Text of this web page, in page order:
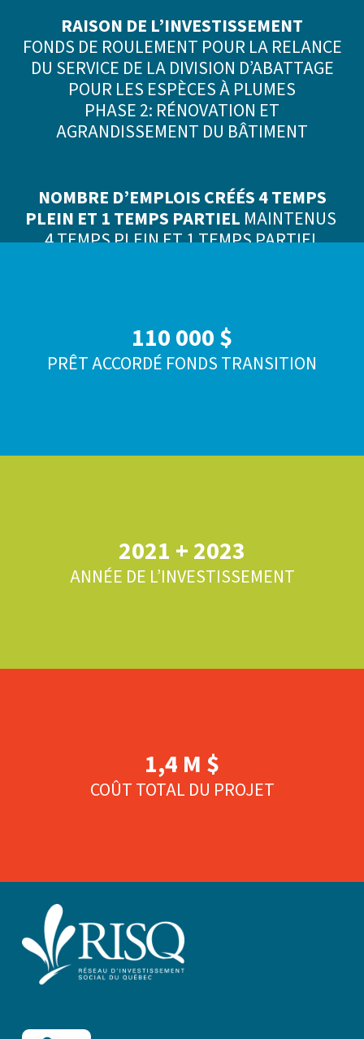
RAISON DE L’INVESTISSEMENT
FONDS DE ROULEMENT POUR LA RELANCE
DU SERVICE DE LA DIVISION D’ABATTAGE
POUR LES ESPÈCES À PLUMES
PHASE 2: RÉNOVATION ET
AGRANDISSEMENT DU BÂTIMENT
NOMBRE D’EMPLOIS CRÉÉS 4 TEMPS
PLEIN ET 1 TEMPS PARTIEL MAINTENUS
4 TEMPS PLEIN ET 1 TEMPS PARTIEL
110 000 $
PRÊT ACCORDÉ FONDS TRANSITION
2021 + 2023
ANNÉE DE L’INVESTISSEMENT
1,4 M $
COÛT TOTAL DU PROJET